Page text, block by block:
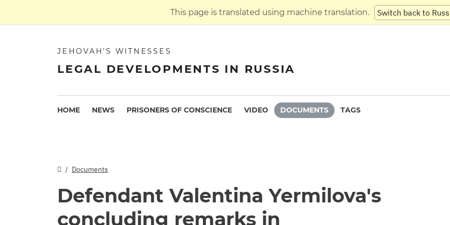
This page is translated using machine translation. Switch back to
JEHOVAH'S WITNESSES
LEGAL DEVELOPMENTS IN RUSSIA
HOME NEWS PRISONERS OF CONSCIENCE VIDEO DOCUMENTS TAGS
Documents
Defendant Valentina Yermilova's
concluding remarks in